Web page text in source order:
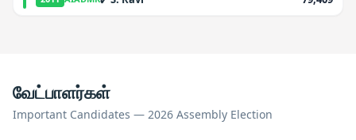
வேட்பாளர்கள்
Important Candidates — 2026 Assembly Election